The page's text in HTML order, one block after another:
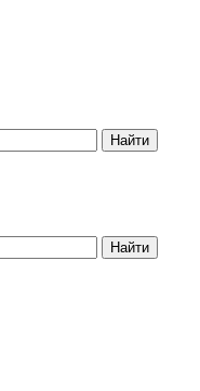
Найти
Найти